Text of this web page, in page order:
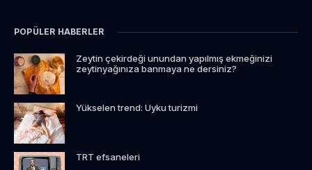
POPÜLER HABERLER
Zeytin çekirdeği unundan yapılmış ekmeğinizi
zeytinyağınıza banmaya ne dersiniz?
Yükselen trend: Uyku turizmi
TRT efsaneleri